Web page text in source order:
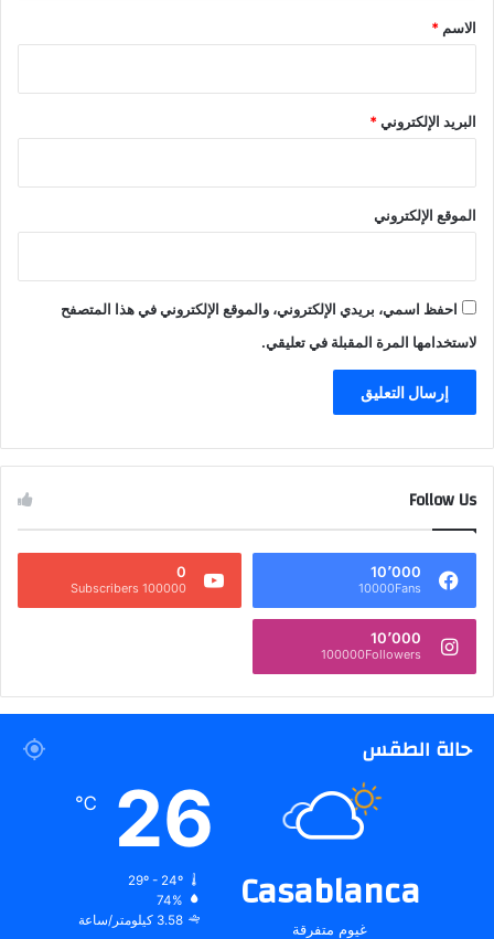
*
الاسم *
البريد الإلكتروني*
الموقع الإلكتروني
احفظ اسمي، بريدي الإلكتروني، والموقع الإلكتروني في هذا المتصفح
لاستخدامها المرة المقبلة في تعليقي.
Follow Us
10٬000
10000Fans
0
100000 Subscribers
10٬000
100000Followers
حالة الطقس
Casablanca
غيوم متفرقة
26
℃
29º - 24º
74%
3.58 كيلومتر/ساعة